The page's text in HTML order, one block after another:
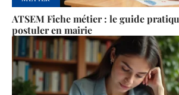
ATSEM Fiche métier : le guide
postuler en mairie